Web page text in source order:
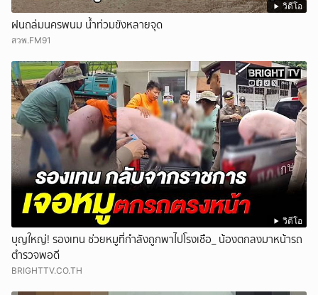
วิดีโอ
ฝนถล่มนครพนม น้ำท่วมขังหลายจุด
สวพ.FM91
วิดีโอ
บุญใหญ่! รองเทน ช่วยหมูที่กำลังถูกพาไปโรงเชือ_ น้องตกลงมาหน้ารถ
ตำรวจพอดี
BRIGHTTV.CO.TH